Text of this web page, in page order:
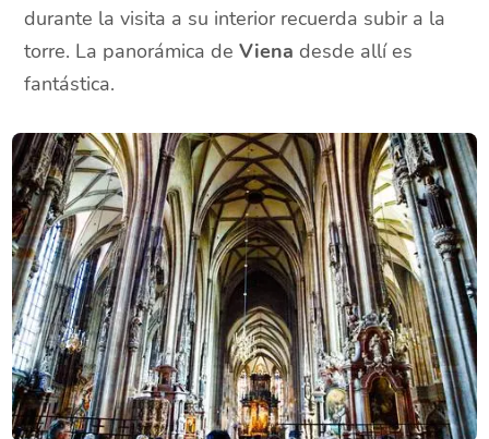
durante la visita a su interior recuerda subir a la
torre. La panorámica deVienadesde allí es
fantástica.